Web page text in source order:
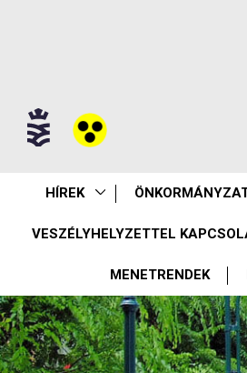
HÍREK
VESZÉLYHELYZETTEL
MENETRENDEK